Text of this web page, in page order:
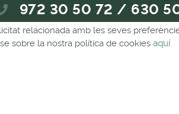
972 30 50 72 / 630
689 657 489
relacionada amb les seves
sobre la nostra política de cookies aquí